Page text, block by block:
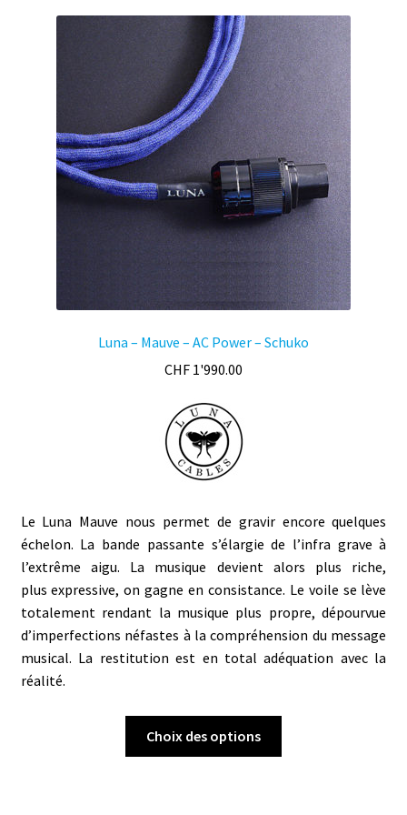
Luna – Mauve – AC Power – Schuko
CHF 1'990.00
Le Luna Mauve nous permet de gravir encore quelques
échelon. La bande passante s’élargie de l’infra grave à
l’extrême aigu. La musique devient alors plus riche,
plus expressive, on gagne en consistance. Le voile se lève
totalement rendant la musique plus propre, dépourvue
d’imperfections néfastes à la compréhension du message
musical. La restitution est en total adéquation avec la
réalité.
Choix des options